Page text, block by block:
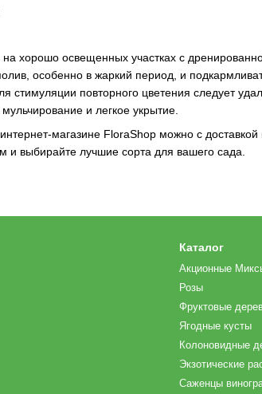
хорошо освещенных участках с
особенно в жаркий период, и
стимуляции повторного цветения следует
и легкое укрытие.
магазине FloraShop можно с доставкой
и выбирайте лучшие сорта для вашего сада.
Каталог
Акционные
Розы
Фруктовые
Ягодные кусты
Колоновидные
Экзотические
Саженцы